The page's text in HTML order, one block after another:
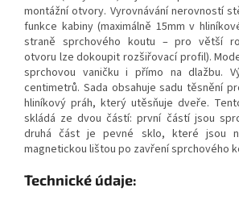
montážní otvory. Vyrovnávání nerovností
funkce kabiny (maximálně 15mm v
straně sprchového koutu – pro větší
otvoru lze dokoupit rozšiřovací profil).
sprchovou vaničku i přímo na dlažbu.
centimetrů. Sada obsahuje sadu těsnění
hliníkový práh, který utěsňuje dveře.
skládá ze dvou částí: první částí jsou
druhá část je pevné sklo, které jsou
magnetickou lištou po zavření sprchového
Technické údaje: